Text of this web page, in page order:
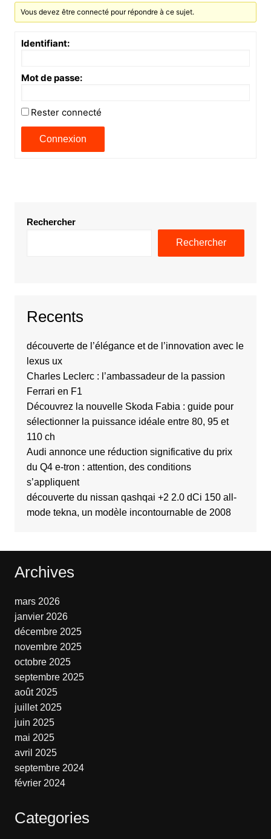
Vous devez être connecté pour répondre à ce sujet.
Identifiant:
Mot de passe:
Rester connecté
Connexion
Rechercher
Rechercher
Recents
découverte de l’élégance et de l’innovation avec le
lexus ux
Charles Leclerc : l’ambassadeur de la passion
Ferrari en F1
Découvrez la nouvelle Skoda Fabia : guide pour
sélectionner la puissance idéale entre 80, 95 et
110 ch
Audi annonce une réduction significative du prix
du Q4 e-tron : attention, des conditions
s’appliquent
découverte du nissan qashqai +2 2.0 dCi 150 all-
mode tekna, un modèle incontournable de 2008
Archives
mars 2026
janvier 2026
décembre 2025
novembre 2025
octobre 2025
septembre 2025
août 2025
juillet 2025
juin 2025
mai 2025
avril 2025
septembre 2024
février 2024
Categories